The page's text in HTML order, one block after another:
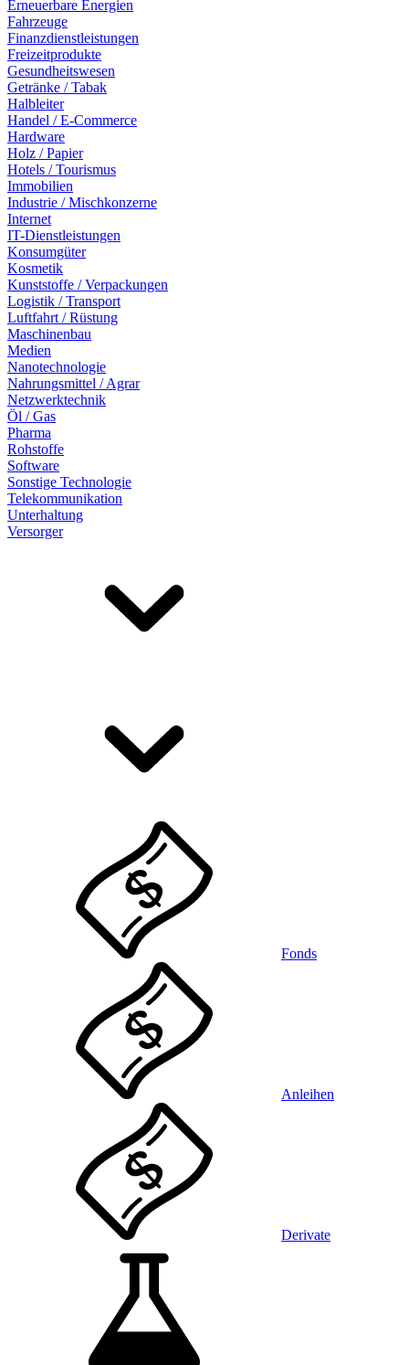
Erneuerbare Energien
Fahrzeuge
Finanzdienstleistungen
Freizeitprodukte
Gesundheitswesen
Getränke / Tabak
Halbleiter
Handel / E-Commerce
Hardware
Holz / Papier
Hotels / Tourismus
Immobilien
Industrie / Mischkonzerne
Internet
IT-Dienstleistungen
Konsumgüter
Kosmetik
Kunststoffe / Verpackungen
Logistik / Transport
Luftfahrt / Rüstung
Maschinenbau
Medien
Nanotechnologie
Nahrungsmittel / Agrar
Netzwerktechnik
Öl / Gas
Pharma
Rohstoffe
Software
Sonstige Technologie
Telekommunikation
Unterhaltung
Versorger
Fonds
Anleihen
Derivate